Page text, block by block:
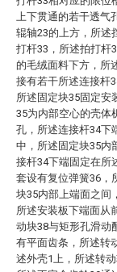
上下贯通的若干透气
辊轴23的上方，所述
打杆33，所述拍打杆
的毛绒面料下方，所
接有若干所述连接杆
所述固定块35固定安
35为内部空心的壳体
孔，所述连接杆34下
中，所述固定块35内
接杆34下端固定在所
套设有复位弹簧36，
块35内部上端面之间
所述安装板下端面从
动块38与矩形孔滑动
有平面齿条，所述转
述外壳1上，所述转